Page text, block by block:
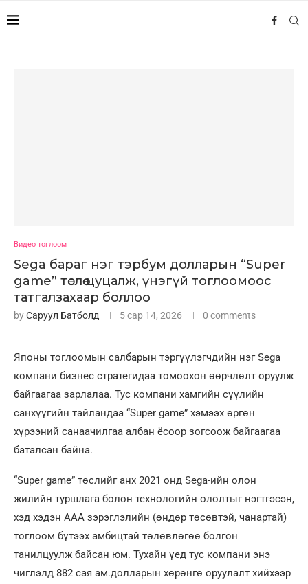
Видео тоглоом
Sega бараг нэг тэрбум долларын “Super
game” төслөө цуцалж, үнэгүй тоглоомоос
татгалзахаар боллоо
byСаруул Батболд 5 сар 14, 2026 0 comments
Японы тоглоомын салбарын тэргүүлэгчдийн нэг Sega
компани бизнес стратегидаа томоохон өөрчлөлт оруулж
байгаагаа зарлалаа. Тус компани хамгийн сүүлийн
санхүүгийн тайландаа “Super game” хэмээх өргөн
хүрээний санаачилгаа албан ёсоор зогсоож байгаагаа
баталсан байна.
“Super game” төслийг анх 2021 онд Sega-ийн олон
жилийн туршлага болон технологийн ололтыг нэгтгэсэн,
хэд хэдэн AAA зэрэглэлийн (өндөр төсөвтэй, чанартай)
тоглоом бүтээх амбицтай төлөвлөгөө болгон
танилцуулж байсан юм. Тухайн үед тус компани энэ
чиглэлд 882 сая ам.долларын хөрөнгө оруулалт хийхээр